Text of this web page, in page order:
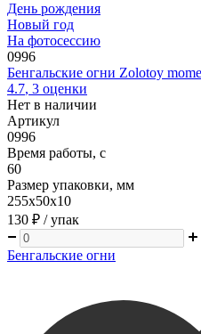
День рождения
Новый год
На фотосессию
0996
Бенгальские огни Zolotoy
4.7, 3 оценки
Нет в наличии
Артикул
0996
Время работы, с
60
Размер упаковки, мм
255х50х10
130 ₽ / упак
Бенгальские огни